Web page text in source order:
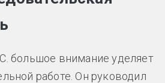
большое внимание уделяет
работе. Он руководил